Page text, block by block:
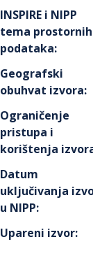
INSPIRE i NIPP
tema prostornih
podataka:
Geografski
obuhvat izvora:
Ograničenje
pristupa i
korištenja
Datum
uključivanja
u NIPP:
Upareni izvor: